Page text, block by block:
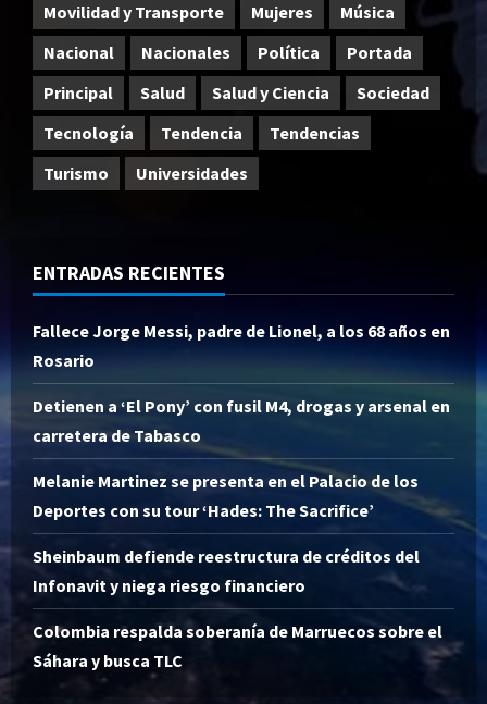
Movilidad y Transporte
Mujeres
Música
Nacional
Nacionales Política
Portada
Principal
Salud Salud y Ciencia
Sociedad
Tecnología
Tendencia
Tendencias
Turismo
Universidades
ENTRADAS RECIENTES
Fallece Jorge Messi, padre de Lionel, a los 68 años en
Rosario
Detienen a ‘El Pony’ con fusil M4, drogas y arsenal en
carretera de Tabasco
Melanie Martinez se presenta en el Palacio de los
Deportes con su tour ‘Hades: The Sacrifice’
Sheinbaum defiende reestructura de créditos del
Infonavit y niega riesgo financiero
Colombia respalda soberanía de Marruecos sobre el
Sáhara y busca TLC